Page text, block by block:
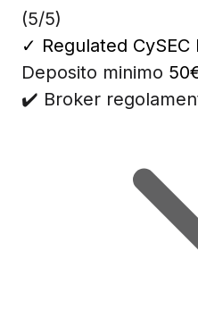
(5/5)
✓ Regulated
Deposito minimo
✔️ Broker